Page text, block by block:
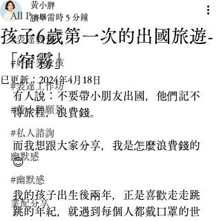
All Posts
#表達教育
#好好笑女孩
#表達工作坊
#黃小胖願景
#私人諮詢
幽默感
#幽默感
業配分享
孩子6歲第一次的出國旅遊-
「宿霧」
黃小胖
讀畢需時 5 分鐘
已更新： 2024年4月18日
有人說：不要帶小朋友出國，他們記不
得旅程，浪費錢。
而我想跟大家分享，我是怎麼浪費錢的
😊
我的孩子出生後兩年，正是喜歡走走跳
跳的年紀，就遇到每個人都戴口罩的世